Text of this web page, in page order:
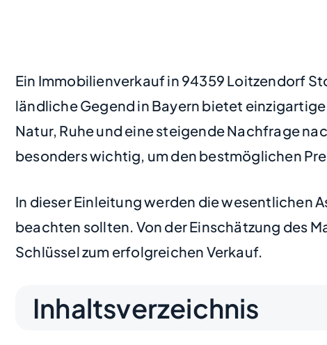
Ein Immobilienverkauf in 94359 Loitzendorf
ländliche Gegend in Bayern bietet
Natur, Ruhe und eine steigende Nachfrage
besonders wichtig, um den bestmöglichen
In dieser Einleitung werden die wesentlichen
beachten sollten. Von der Einschätzung des
Schlüssel zum erfolgreichen Verkauf.
Inhaltsverzeichnis